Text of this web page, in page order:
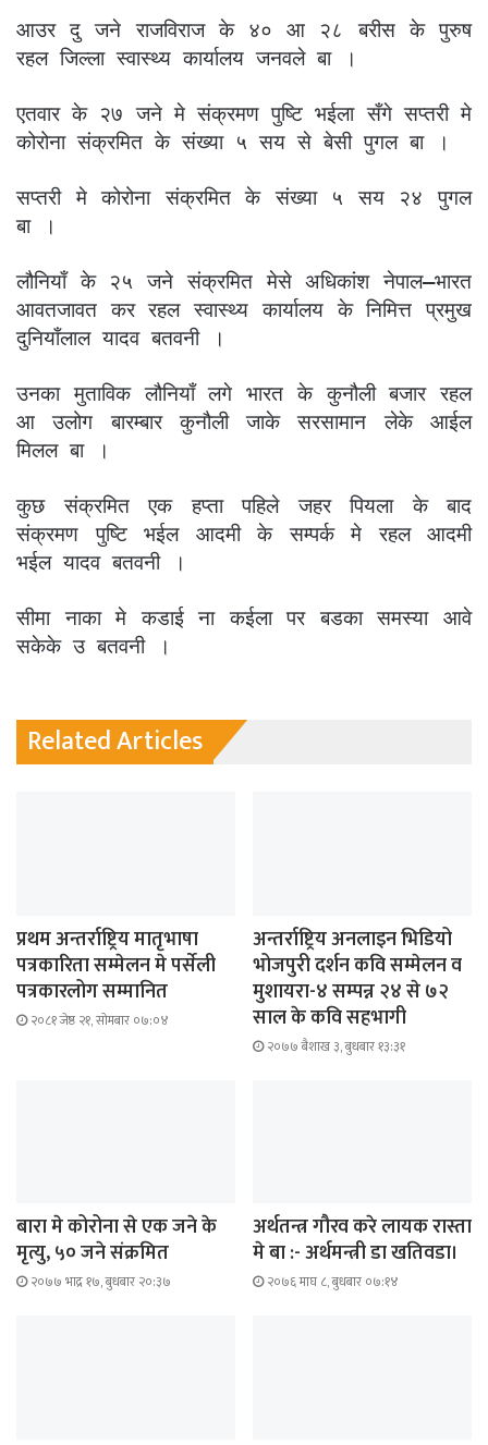
आउर दु जने राजविराज के ४० आ २८ बरीस के पुरुष
रहल जिल्ला स्वास्थ्य कार्यालय जनवले बा ।
एतवार के २७ जने मे संक्रमण पुष्टि भईला सँगे सप्तरी मे
कोरोना संक्रमित के संख्या ५ सय से बेसी पुगल बा ।
सप्तरी मे कोरोना संक्रमित के संख्या ५ सय २४ पुगल
बा ।
लौनियाँ के २५ जने संक्रमित मेसे अधिकांश नेपाल–भारत
आवतजावत कर रहल स्वास्थ्य कार्यालय के निमित्त प्रमुख
दुनियाँलाल यादव बतवनी ।
उनका मुताविक लौनियाँ लगे भारत के कुनौली बजार रहल
आ उलोग बारम्बार कुनौली जाके सरसामान लेके आईल
मिलल बा ।
कुछ संक्रमित एक हप्ता पहिले जहर पियला के बाद
संक्रमण पुष्टि भईल आदमी के सम्पर्क मे रहल आदमी
भईल यादव बतवनी ।
सीमा नाका मे कडाई ना कईला पर बडका समस्या आवे
सकेके उ बतवनी ।
Related Articles
प्रथम अन्तर्राष्ट्रिय मातृभाषा
पत्रकारिता सम्मेलन मे पर्सेली
पत्रकारलोग सम्मानित
२०८१ जेष्ठ २१, सोमबार ०७:०४
अन्तर्राष्ट्रिय अनलाइन भिडियो
भोजपुरी दर्शन कवि सम्मेलन व
मुशायरा-४ सम्पन्न २४ से ७२
साल के कवि सहभागी
२०७७ बैशाख ३, बुधबार १३:३१
बारा मे कोरोना से एक जने के
मृत्यु, ५० जने संक्रमित
२०७७ भाद्र १७, बुधबार २०:३७
अर्थतन्त्र गौरव करे लायक रास्ता
मे बा :- अर्थमन्त्री डा खतिवडा।
२०७६ माघ ८, बुधबार ०७:१४